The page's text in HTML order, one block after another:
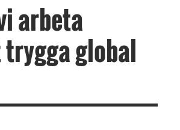
arbeta
global